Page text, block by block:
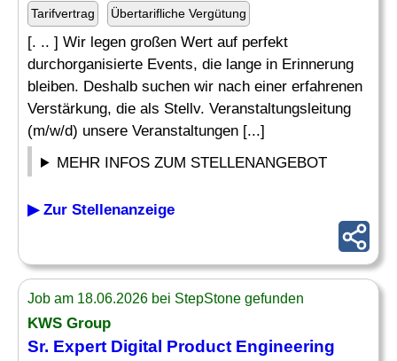
Tarifvertrag Übertarifliche Vergütung
[. .. ] Wir legen großen Wert auf perfekt
durchorganisierte Events, die lange in Erinnerung
bleiben. Deshalb suchen wir nach einer erfahrenen
Verstärkung, die als Stellv. Veranstaltungsleitung
(m/w/d) unsere Veranstaltungen [...]
MEHR INFOS ZUM STELLENANGEBOT
▶ Zur Stellenanzeige
Job am 18.06.2026 bei StepStone gefunden
KWS Group
Sr. Expert Digital Product Engineering